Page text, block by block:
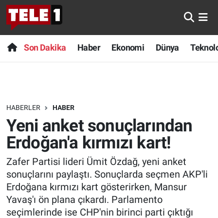
Son Dakika Haber Ekonomi Dünya
HABERLER HABER
Yeni anket sonuçlarından
Erdoğan'a kırmızı kart!
Zafer Partisi lideri Ümit Özdağ, yeni anket
sonuçlarını paylaştı. Sonuçlarda seçmen AKP'li
Erdoğana kırmızı kart gösterirken, Mansur
Yavaş'ı ön plana çıkardı. Parlamento
seçimlerinde ise CHP'nin birinci parti çıktığı
Anında Manşet
Başka Sohbetler
Bilim turu
Bilim ve Teknoloji Evreni
Doğa Konuşuyor
Dünya
Ege Saati
Son Dakika
Haber
Dünya
Teknoloji
Sağlık
Spor
Yayın Akışı
Nöbetçi Eczaneler
Hava Durumu
Trafik Durumu
Süper Lig Puan Durumu ve Fikstür
Tüm Manşetler
Son Dakika Haberleri
Haber Arşivi